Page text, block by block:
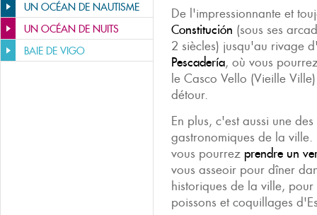
UN OCÉAN DE NAUTISME
UN OCÉAN DE NUITS
BAIE DE VIGO
De l'impressionnante et
Constitución (sous ses
2 siècles) jusqu'au rivage
Pescadería, où vous
le Casco Vello (Vieille
détour.
En plus, c'est aussi une
gastronomiques de la
vous pourrez prendre un
vous asseoir pour dîner
historiques de la ville,
poissons et coquillages